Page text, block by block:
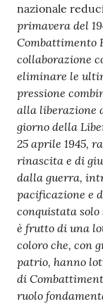
nazionale
primavera del
Combattimento
collaborazione
eliminare le
pressione
alla liberazione
giorno della
25 aprile 1945,
rinascita e di
dalla guerra,
pacificazione e
conquistata
è frutto di una
coloro che, con
patrio, hanno
di
ruolo